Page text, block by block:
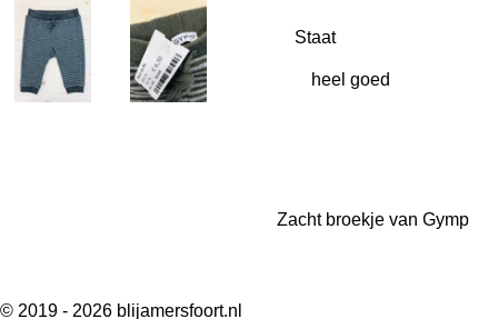
Staat
Zacht broekje van Gymp
© 2019 - 2026 blijamersfoort.nl